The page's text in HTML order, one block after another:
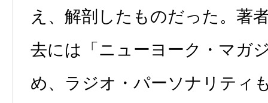
え、解剖したものだった。著
去には「ニューヨーク・マガ
め、ラジオ・パーソナリティ